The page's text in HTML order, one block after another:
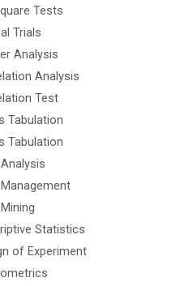
Tests
Trials
Analysis
Analysis
Test
Tabulation
Tabulation
Statistics
of Experiment